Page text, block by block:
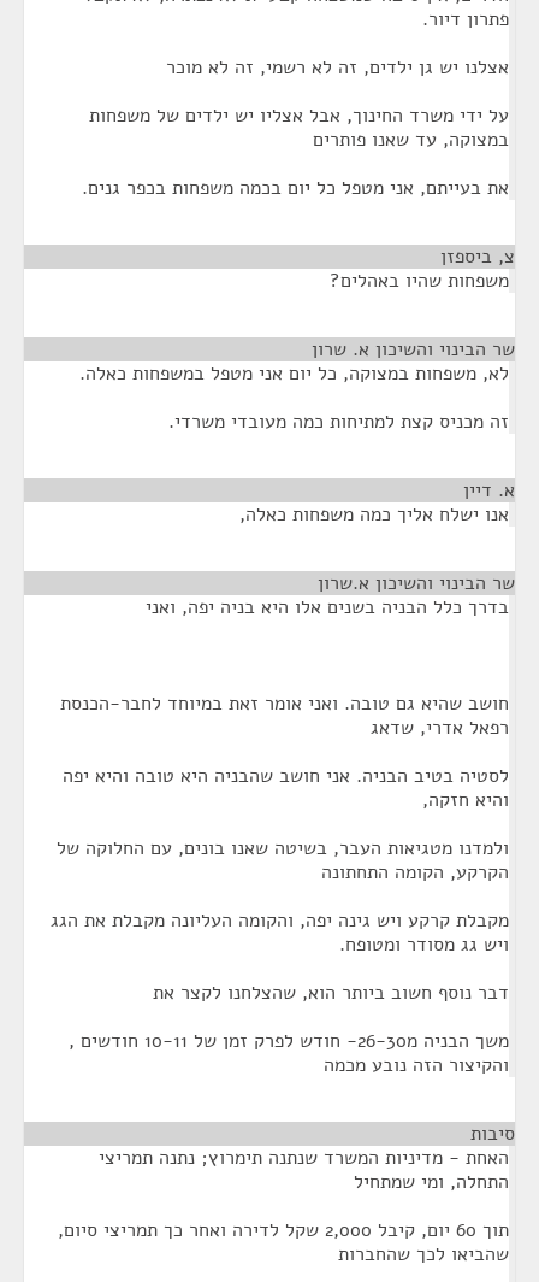
פתרון דיור.
אצלנו יש גן ילדים, זה לא רשמי, זה לא מוכר
על ידי משרד החינוך, אבל אצליו יש ילדים של משפחות
במצוקה, עד שאנו פותרים
את בעייתם, אני מטפל כל יום בכמה משפחות בכפר גנים.
צ, ביספזן
משפחות שהיו באהלים?
שר הבינוי והשיכון א. שרון
לא, משפחות במצוקה, כל יום אני מטפל במשפחות כאלה.
זה מכניס קצת למתיחות כמה מעובדי משרדי.
א. דיין
אנו ישלח אליך כמה משפחות כאלה,
שר הבינוי והשיכון א.שרון
בדרך כלל הבניה בשנים אלו היא בניה יפה, ואני
חושב שהיא גם טובה. ואני אומר זאת במיוחד לחבר-הכנסת
רפאל אדרי, שדאג
לסטיה בטיב הבניה. אני חושב שהבניה היא טובה והיא יפה
והיא חזקה,
ולמדנו מטגיאות העבר, בשיטה שאנו בונים, עם החלוקה של
הקרקע, הקומה התחתונה
מקבלת קרקע ויש גינה יפה, והקומה העליונה מקבלת את הגג
ויש גג מסודר ומטופח.
דבר נוסף חשוב ביותר הוא, שהצלחנו לקצר את
משך הבניה מ26-30- חודש לפרק זמן של 10-11 חודשים ,
והקיצור הזה נובע מכמה
סיבות
האחת - מדיניות המשרד שנתנה תימרוץ; נתנה תמריצי
התחלה, ומי שמתחיל
תוך 60 יום, קיבל 2,000 שקל לדירה ואחר כך תמריצי סיום,
שהביאו לכך שהחברות